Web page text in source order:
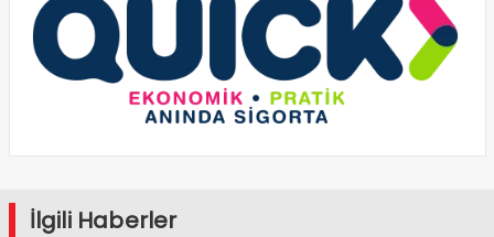
İlgili Haberler